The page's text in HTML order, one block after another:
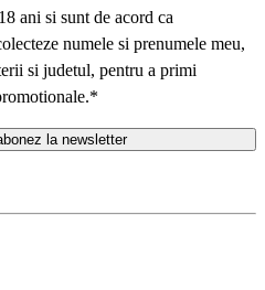
ani si sunt de acord ca
numele si prenumele meu,
si judetul, pentru a primi
*